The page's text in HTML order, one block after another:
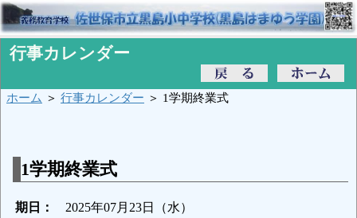
行事カレンダー
ホーム ＞ 行事カレンダー ＞ 1学期終業式
1学期終業式
期日：
2025年07月23日（水）